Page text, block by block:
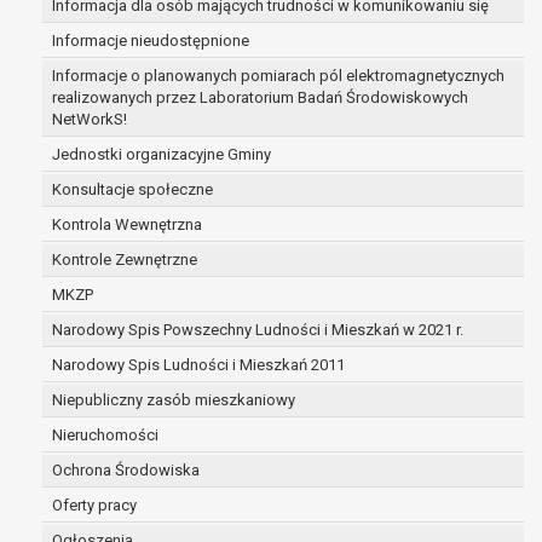
Informacja dla osób mających trudności w komunikowaniu się
Informacje nieudostępnione
Informacje o planowanych pomiarach pól elektromagnetycznych
realizowanych przez Laboratorium Badań Środowiskowych
NetWorkS!
Jednostki organizacyjne Gminy
Konsultacje społeczne
Kontrola Wewnętrzna
Kontrole Zewnętrzne
MKZP
Narodowy Spis Powszechny Ludności i Mieszkań w 2021 r.
Narodowy Spis Ludności i Mieszkań 2011
Niepubliczny zasób mieszkaniowy
Nieruchomości
Ochrona Środowiska
Oferty pracy
zabezpieczenia ewentualnych roszczeń, a w
przypadku wyrażenia zgody na przetwarzanie
danych po zakończeniu i rozliczeniu umowy, do
czasu wycofania tej zgody.
Ponadto w przypadku umów o dofinansowanie
dane osobowe od momentu pozyskania
przechowywane są przez okres wynikający z
umowy o dofinansowanie zawartej między
beneficjentem a określoną instytucją, trwałości
danego projektu i konieczności zachowania
dokumentacji projektu do celów kontrolnych.
W związku z przetwarzaniem przez
administratora danych osobowych przysługuje
Pani/Panu:
prawo dostępu do treści danych oraz
otrzymywania ich kopii na podstawie art. 15
RODO;
prawo do żądania sprostowania danych na
w przypadku gdy: